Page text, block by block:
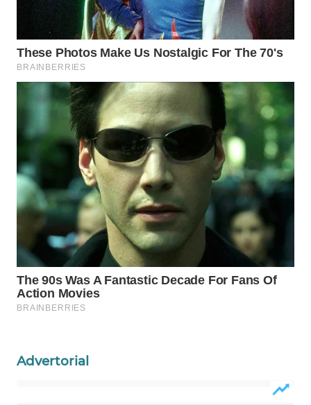
Advertorial
WAHANA
WAHANANEWS
ID
WAHANANEWS
CO ID
WAHANANEWS
WAHANA
SPORT
WAHANA
UMKM